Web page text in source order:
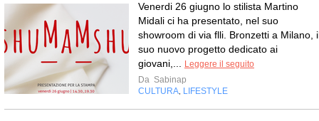
Venerdi 26 giugno lo stilista Martino
Midali ci ha presentato, nel suo
showroom di via flli. Bronzetti a Milano,
suo nuovo progetto dedicato ai
giovani,... Leggere il seguito
Da Sabinap
CULTURA, LIFESTYLE